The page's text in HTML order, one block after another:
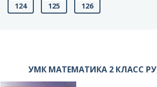
124 125 126
УМК МАТЕМАТИКА 2 КЛАСС